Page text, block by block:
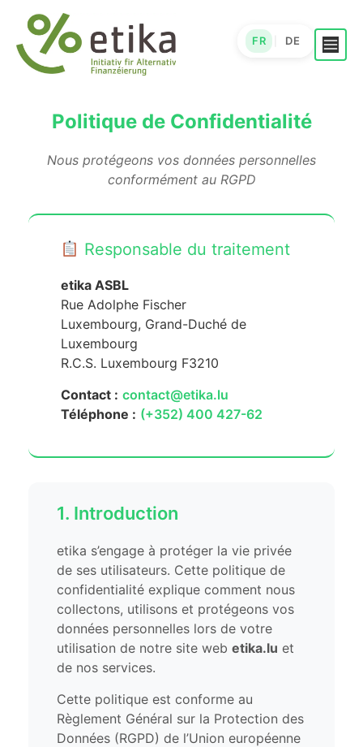
content
Politique de Confidentialité
Nous protégeons vos données personnelles
conformément au RGPD
Responsable du traitement
etika ASBL
Rue Adolphe Fischer
Luxembourg, Grand-Duché de
Luxembourg
R.C.S. Luxembourg F3210
Contact : contact@etika.lu
Téléphone : (+352) 400 427-62
1. Introduction
etika s’engage à protéger la vie privée
de ses utilisateurs. Cette politique de
confidentialité explique comment nous
collectons, utilisons et protégeons vos
données personnelles lors de votre
utilisation de notre site web etika.lu et
de nos services.
Cette politique est conforme au
Règlement Général sur la Protection des
Données (RGPD) de l’Union européenne
FR DE